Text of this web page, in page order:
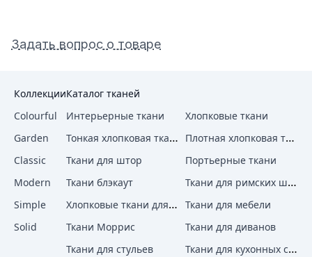
Задать вопрос о товаре
Коллекции
Colourful
Garden
Classic
Modern
Simple
Solid
Каталог тканей
Интерьерные ткани
Хлопковые ткани
Тонкая хлопковая ткань Плотная хлопковая ткань
Ткани для штор
Портьерные ткани
Ткани блэкаут
Ткани для римских штор
Хлопковые ткани для штор
Ткани для мебели
Ткани Моррис
Ткани для диванов
Ткани для стульев
Ткани для кухонных стульев